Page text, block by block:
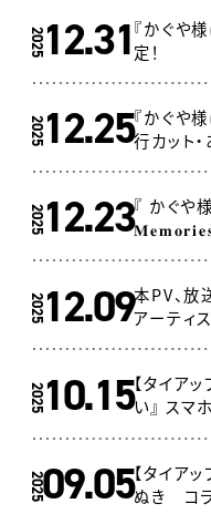
202512.31『かぐや
定！
202512.25『かぐや
行カット
202512.23『 かぐや
202512.09本PV、放
アーティ
202510.15【タイア
い』 スマ
202509.05【タイア
ぬき コラ